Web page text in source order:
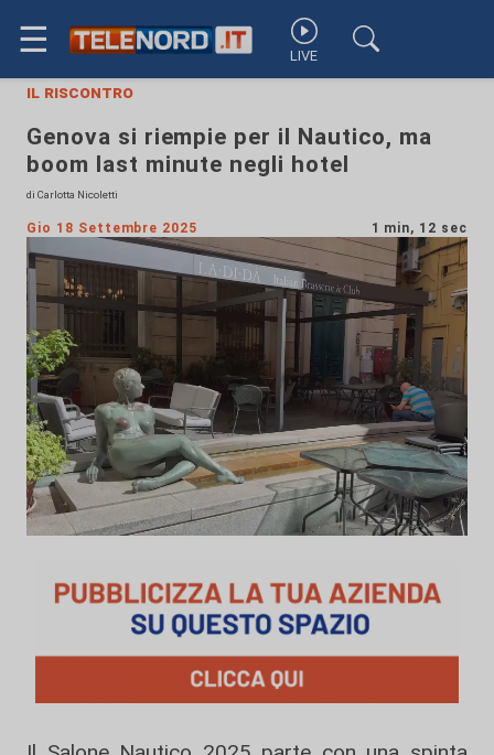
☰ LIVE
il riscontro
Genova si riempie per il Nautico, ma
boom last minute negli hotel
di Carlotta Nicoletti
Gio 18 Settembre 2025 1 min, 12 sec